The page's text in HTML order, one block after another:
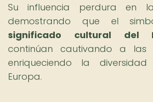
Su influencia perdura en
demostrando que el
significado cultural del
continúan cautivando a las
enriqueciendo la
Europa.